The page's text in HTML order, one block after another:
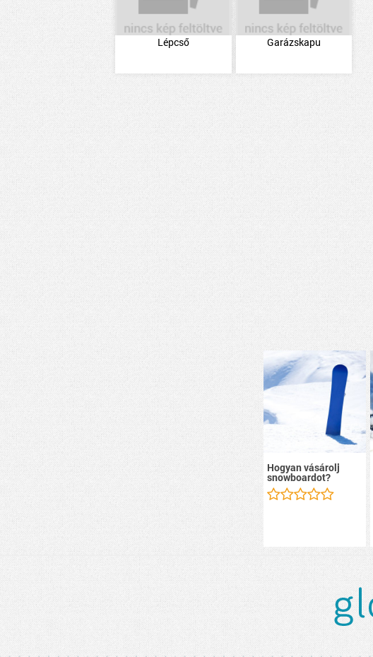
Lépcső Garázskapu
Hogyan vásárolj
snowboardot?